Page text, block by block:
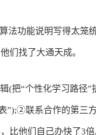
功能说明写得太笼
们找了大通天成。
“个性化学习路径”
”);②联系合作的第三
比他们自己办快了3倍